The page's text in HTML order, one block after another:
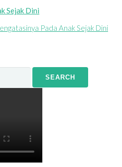
Pada Anak Sejak Dini